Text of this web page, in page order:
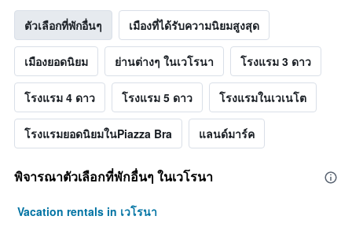
ตัวเลือกที่พักอื่นๆ เมืองที่ได้รับความนิยมสูงสุด
เมืองยอดนิยม ย่านต่างๆ ในเวโรนา โรงแรม 3 ดาว
โรงแรม 4 ดาว โรงแรม 5 ดาว โรงแรมในเวเนโต
โรงแรมยอดนิยมในPiazza Bra แลนด์มาร์ค
พิจารณาตัวเลือกที่พักอื่นๆ ในเวโรนา
Vacation rentals in เวโรนา